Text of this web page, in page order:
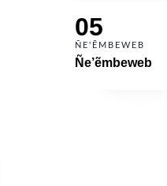
05
ÑE'ẼMBEWEB
Ñe’ẽmbeweb